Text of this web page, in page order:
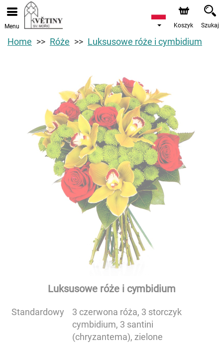
Menu Koszyk Szukaj
Home Róże Luksusowe róże i cymbidium
Luksusowe róże i cymbidium
Standardowy
3 czerwona róża, 3 storczyk
cymbidium, 3 santini
(chryzantema), zielone